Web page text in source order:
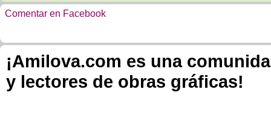
Comentar en Facebook
¡Amilova.com es una
y lectores de obras gráficas!